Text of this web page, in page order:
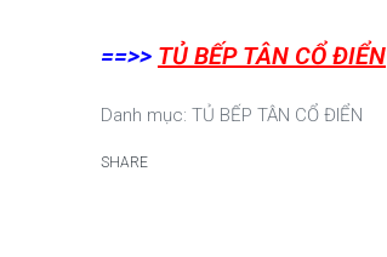
==>> TỦ BẾP TÂN CỔ ĐIỂN
Danh mục: TỦ BẾP TÂN CỔ ĐIỂN
SHARE